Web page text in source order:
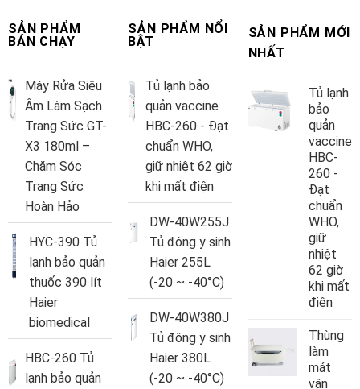
SẢN PHẨM
BÁN CHẠY
Máy Rửa Siêu
Âm Làm Sạch
Trang Sức GT-
X3 180ml –
Chăm Sóc
Trang Sức
Hoàn Hảo
HYC-390 Tủ
lạnh bảo quản
thuốc 390 lít
Haier
biomedical
HBC-260 Tủ
lạnh bảo quản
SẢN PHẨM NỔI
BẬT
Tủ lạnh bảo
quản vaccine
HBC-260 - Đạt
chuẩn WHO,
giữ nhiệt 62 giờ
khi mất điện
DW-40W255J
Tủ đông y sinh
Haier 255L
(-20 ~ -40°C)
DW-40W380J
Tủ đông y sinh
Haier 380L
(-20 ~ -40°C)
SẢN PHẨM MỚI
NHẤT
Tủ lạnh
bảo
quản
vaccine
HBC-
260 -
Đạt
chuẩn
WHO,
giữ
nhiệt
62 giờ
khi mất
điện
Thùng
làm
mát
vận